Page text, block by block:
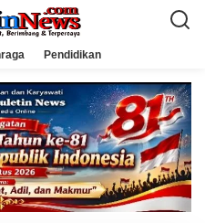
Pendidikan